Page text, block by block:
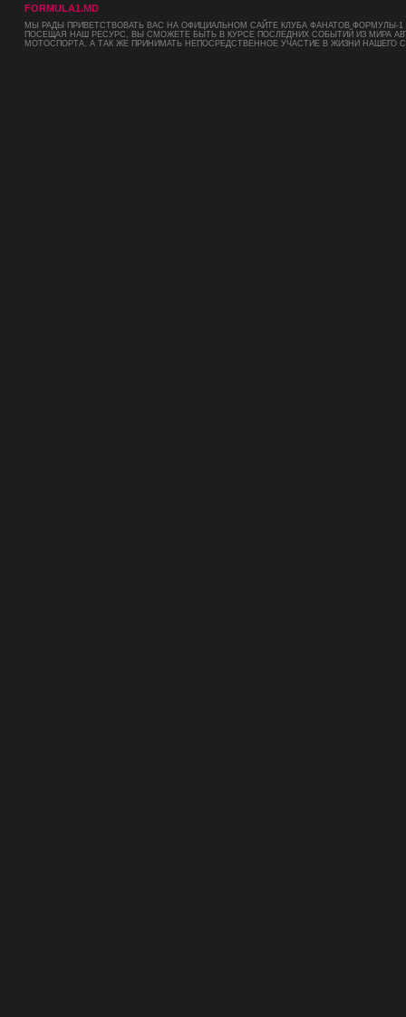
FORMULA1.MD
МЫ РАДЫ ПРИВЕТСТВОВАТЬ ВАС НА ОФИЦИАЛЬНОМ САЙТЕ КЛУБА ФАНАТОВ ФОРМУЛЫ-
ПОСЕЩАЯ НАШ РЕСУРС, ВЫ СМОЖЕТЕ БЫТЬ В КУРСЕ ПОСЛЕДНИХ СОБЫТИЙ ИЗ МИРА
МОТОСПОРТА, А ТАК ЖЕ ПРИНИМАТЬ НЕПОСРЕДСТВЕННОЕ УЧАСТИЕ В ЖИЗНИ НАШЕГО